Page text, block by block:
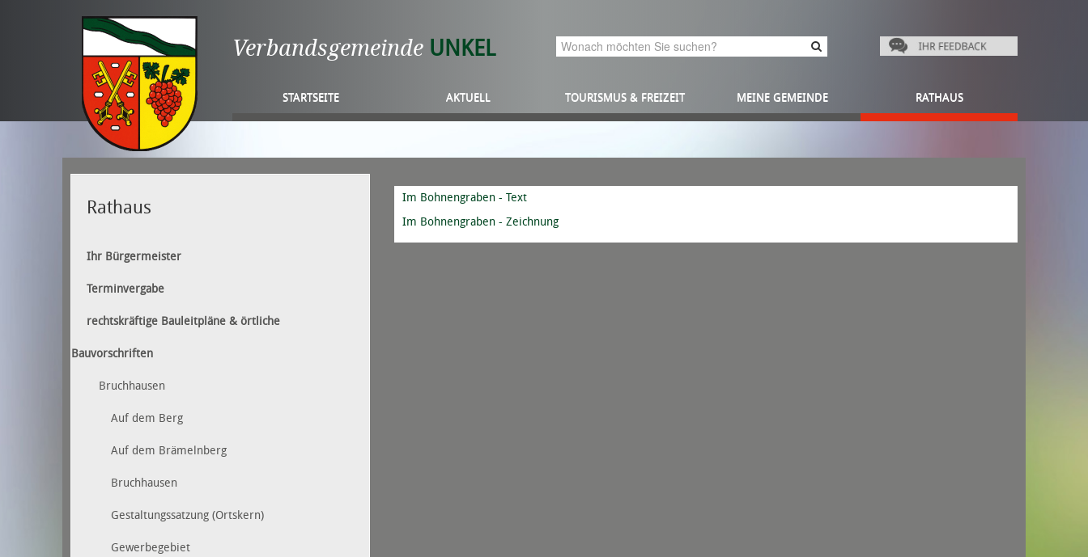
Verbandsgemeinde UNKEL
STARTSEITE AKTUELL TOURISMUS & FREIZEIT MEINE GEMEINDE RATHAUS
Im Bohnengraben - Text
Im Bohnengraben - Zeichnung
Rathaus
Ihr Bürgermeister
Terminvergabe
rechtskräftige Bauleitpläne & örtliche
Bauvorschriften
Bruchhausen
Auf dem Berg
Auf dem Brämelnberg
Bruchhausen
Gestaltungssatzung (Ortskern)
Gewerbegebiet